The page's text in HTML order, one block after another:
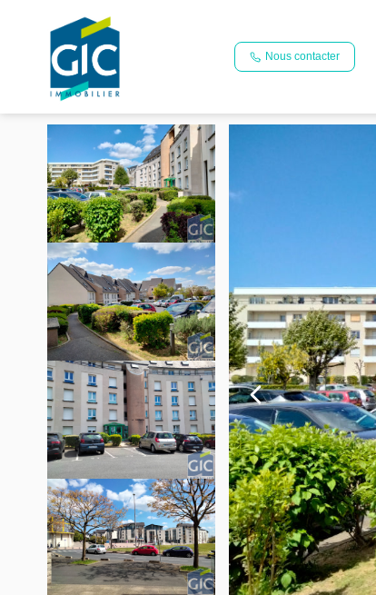
Nous contacter
Vente appartement 32 m², Caen 14000Calvados
Accueil 2 pièces